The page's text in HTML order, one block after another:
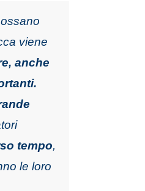
viene
anche
tempo,
le loro